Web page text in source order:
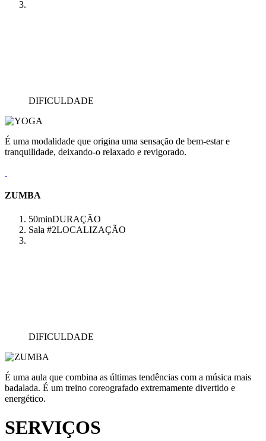
DIFICULDADE
É uma modalidade que origina uma sensação de bem-estar e
tranquilidade, deixando-o relaxado e revigorado.
ZUMBA
50minDURAÇÃO
Sala #2LOCALIZAÇÃO
DIFICULDADE
É uma aula que combina as últimas tendências com a música mais
badalada. É um treino coreografado extremamente divertido e
energético.
SERVIÇOS